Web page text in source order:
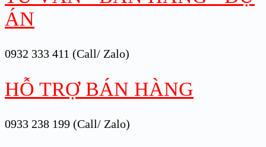
ÁN
0932 333 411 (Call/ Zalo)
HỖ TRỢ BÁN HÀNG
0933 238 199 (Call/ Zalo)